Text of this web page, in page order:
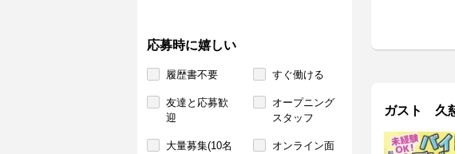
応募時に嬉しい
履歴書不要 すぐ働ける
友達と応募歓
迎
オープニング
スタッフ
大量募集(10名
オンライン面
ガスト 久